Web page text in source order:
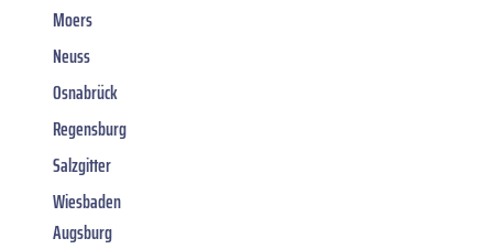
Moers
Neuss
Osnabrück
Regensburg
Salzgitter
Wiesbaden
Augsburg